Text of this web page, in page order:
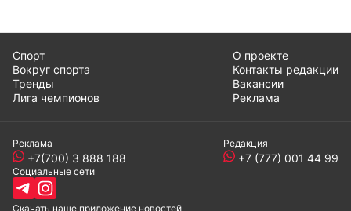
Спорт
Вокруг спорта
Тренды
Лига чемпионов
О проекте
Контакты редакции
Вакансии
Реклама
Реклама
+7(700) 3 888 188
Редакция
+7 (777) 001 44 99
Социальные сети
Скачать наше приложение новостей